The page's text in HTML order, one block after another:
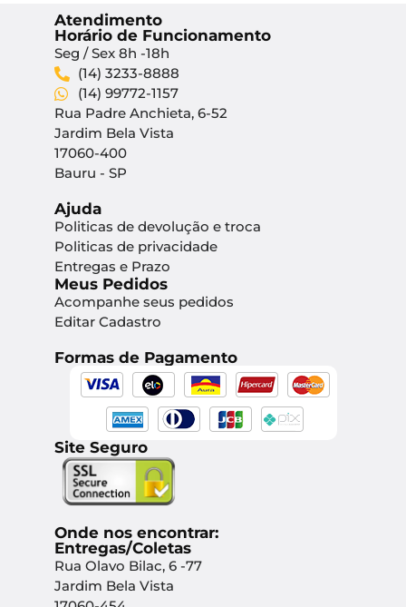
Atendimento
Horário de Funcionamento
Seg / Sex 8h -18h
(14) 3233-8888
(14) 99772-1157
Rua Padre Anchieta, 6-52
Jardim Bela Vista
17060-400
Bauru - SP
Ajuda
Politicas de devolução e troca
Politicas de privacidade
Entregas e Prazo
Meus Pedidos
Acompanhe seus pedidos
Editar Cadastro
Formas de Pagamento
Site Seguro
Onde nos encontrar:
Entregas/Coletas
Rua Olavo Bilac, 6 -77
Jardim Bela Vista